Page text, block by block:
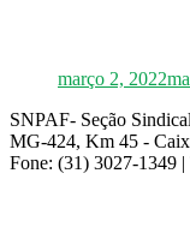
março 2, 2022
SNPAF- Seção
MG-424, Km 45 -
Fone: (31) 3027-1349 |